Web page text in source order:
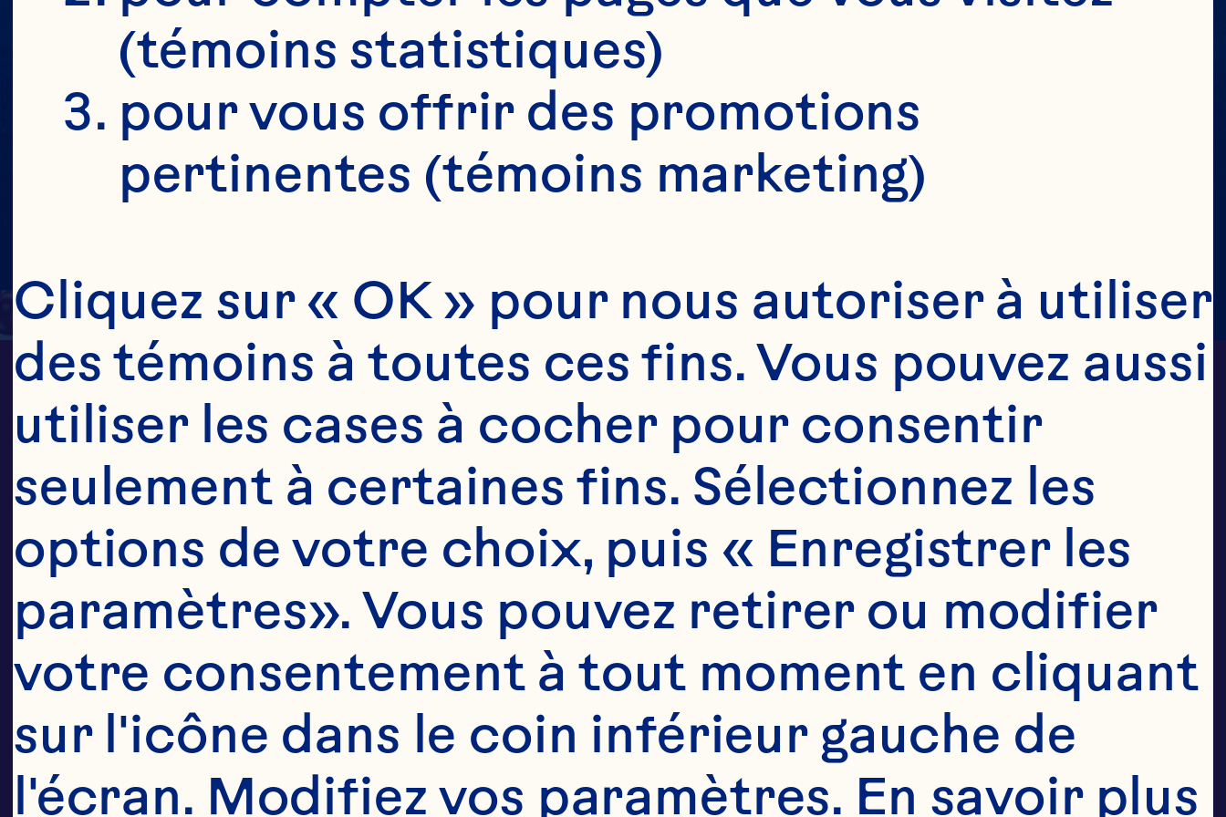
NOUS RELIONS LES FERMES AUX
FAMILLES
(témoins statistiques)
pour vous offrir des promotions
pertinentes (témoins marketing)
Cliquez sur « OK » pour nous autoriser à utiliser
des témoins à toutes ces fins. Vous pouvez aussi
utiliser les cases à cocher pour consentir
seulement à certaines fins. Sélectionnez les
options de votre choix, puis « Enregistrer les
paramètres». Vous pouvez retirer ou modifier
votre consentement à tout moment en cliquant
sur l'icône dans le coin inférieur gauche de
l'écran. Modifiez vos paramètres. En savoir plus